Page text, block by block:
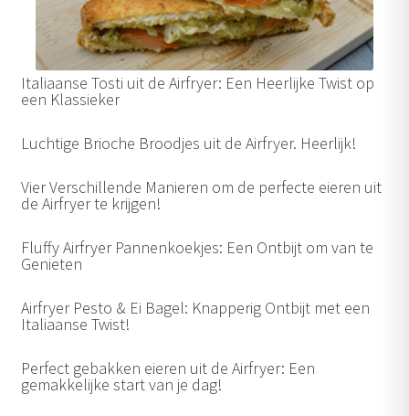
Italiaanse Tosti uit de Airfryer: Een Heerlijke Twist op
een Klassieker
Luchtige Brioche Broodjes uit de Airfryer. Heerlijk!
Vier Verschillende Manieren om de perfecte eieren uit
de Airfryer te krijgen!
Fluffy Airfryer Pannenkoekjes: Een Ontbijt om van te
Genieten
Airfryer Pesto & Ei Bagel: Knapperig Ontbijt met een
Italiaanse Twist!
Perfect gebakken eieren uit de Airfryer: Een
gemakkelijke start van je dag!